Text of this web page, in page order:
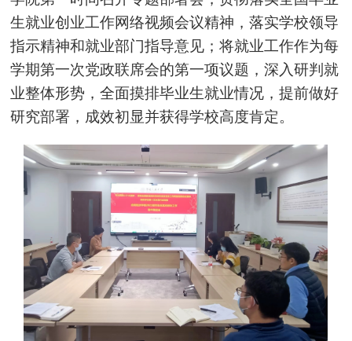
生就业创业工作网络视频会议精神，落实学校领导
指示精神和就业部门指导意见；将就业工作作为每
学期第一次党政联席会的第一项议题，深入研判就
业整体形势，全面摸排毕业生就业情况，提前做好
研究部署，成效初显并获得学校高度肯定。